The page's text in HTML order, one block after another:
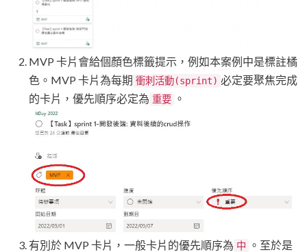
MVP 卡片會給個顏色標籤提示，例如本案例中是標註橘
色。MVP 卡片為每期 衝刺活動(sprint) 必定要聚焦完成
的卡片，優先順序必定為 重要 。
有別於 MVP 卡片，一般卡片的優先順序為 中
。至於是